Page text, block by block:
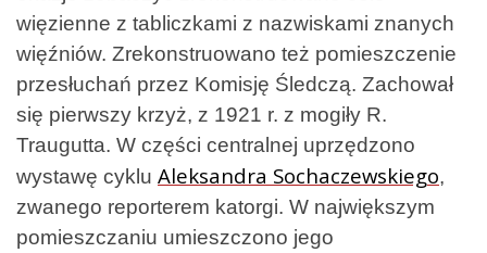
więzienne z tabliczkami z nazwiskami znanych
więźniów. Zrekonstruowano też pomieszczenie
przesłuchań przez Komisję Śledczą. Zachował
się pierwszy krzyż, z 1921 r. z mogiły R.
Traugutta. W części centralnej uprzędzono
wystawę cyklu Aleksandra Sochaczewskiego,
zwanego reporterem katorgi. W największym
pomieszczaniu umieszczono jego